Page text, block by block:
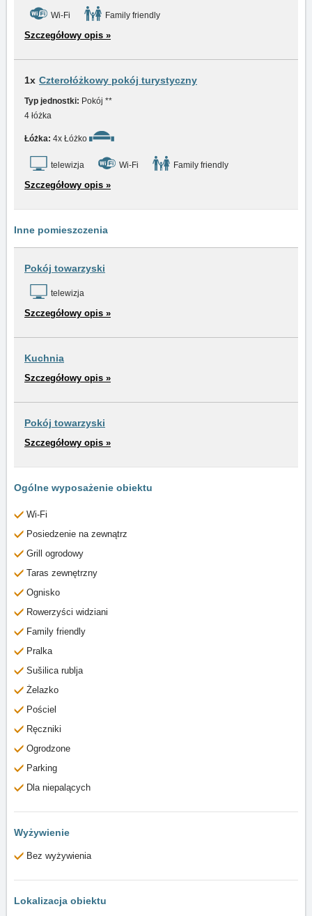
Wi-Fi Family friendly
Szczegółowy opis »
1x Czterołóżkowy pokój turystyczny
Typ jednostki: Pokój **
4 łóżka
Łóżka: 4x Łóżko
telewizja Wi-Fi Family friendly
Szczegółowy opis »
Inne pomieszczenia
Pokój towarzyski
telewizja
Szczegółowy opis »
Kuchnia
Szczegółowy opis »
Pokój towarzyski
Szczegółowy opis »
Ogólne wyposażenie obiektu
Wi-Fi
Posiedzenie na zewnątrz
Grill ogrodowy
Taras zewnętrzny
Ognisko
Rowerzyści widziani
Family friendly
Pralka
Sušilica rublja
Żelazko
Pościel
Ręczniki
Ogrodzone
Parking
Dla niepalących
Wyżywienie
Bez wyżywienia
Lokalizacja obiektu